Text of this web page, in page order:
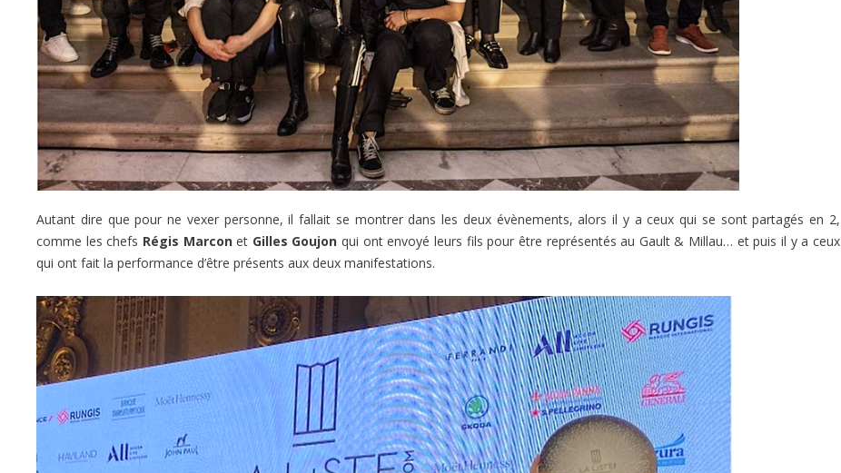
Autant dire que pour ne vexer personne, il fallait se montrer dans les deux évènements, alors il y a ceux qui se sont partagés en 2,
comme les chefs Régis Marconet Gilles Goujon qui ont envoyé leurs fils pour être représentés au Gault & Millau… et puis il y a ceux
qui ont fait la performance d’être présents aux deux manifestations.